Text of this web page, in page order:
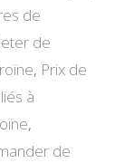
de
de
, Prix de
à
,
de